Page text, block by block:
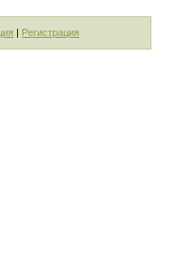
| Регистрация